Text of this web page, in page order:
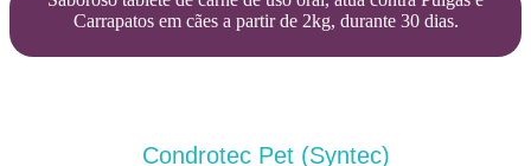
Carrapatos em cães a partir de 2kg, durante 30 dias.
Condrotec Pet (Syntec)